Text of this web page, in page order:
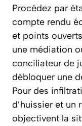
Procédez par
compte rendu
et points
une médiation
conciliateur de
débloquer une
Pour des
d’huissier et un
objectivent la